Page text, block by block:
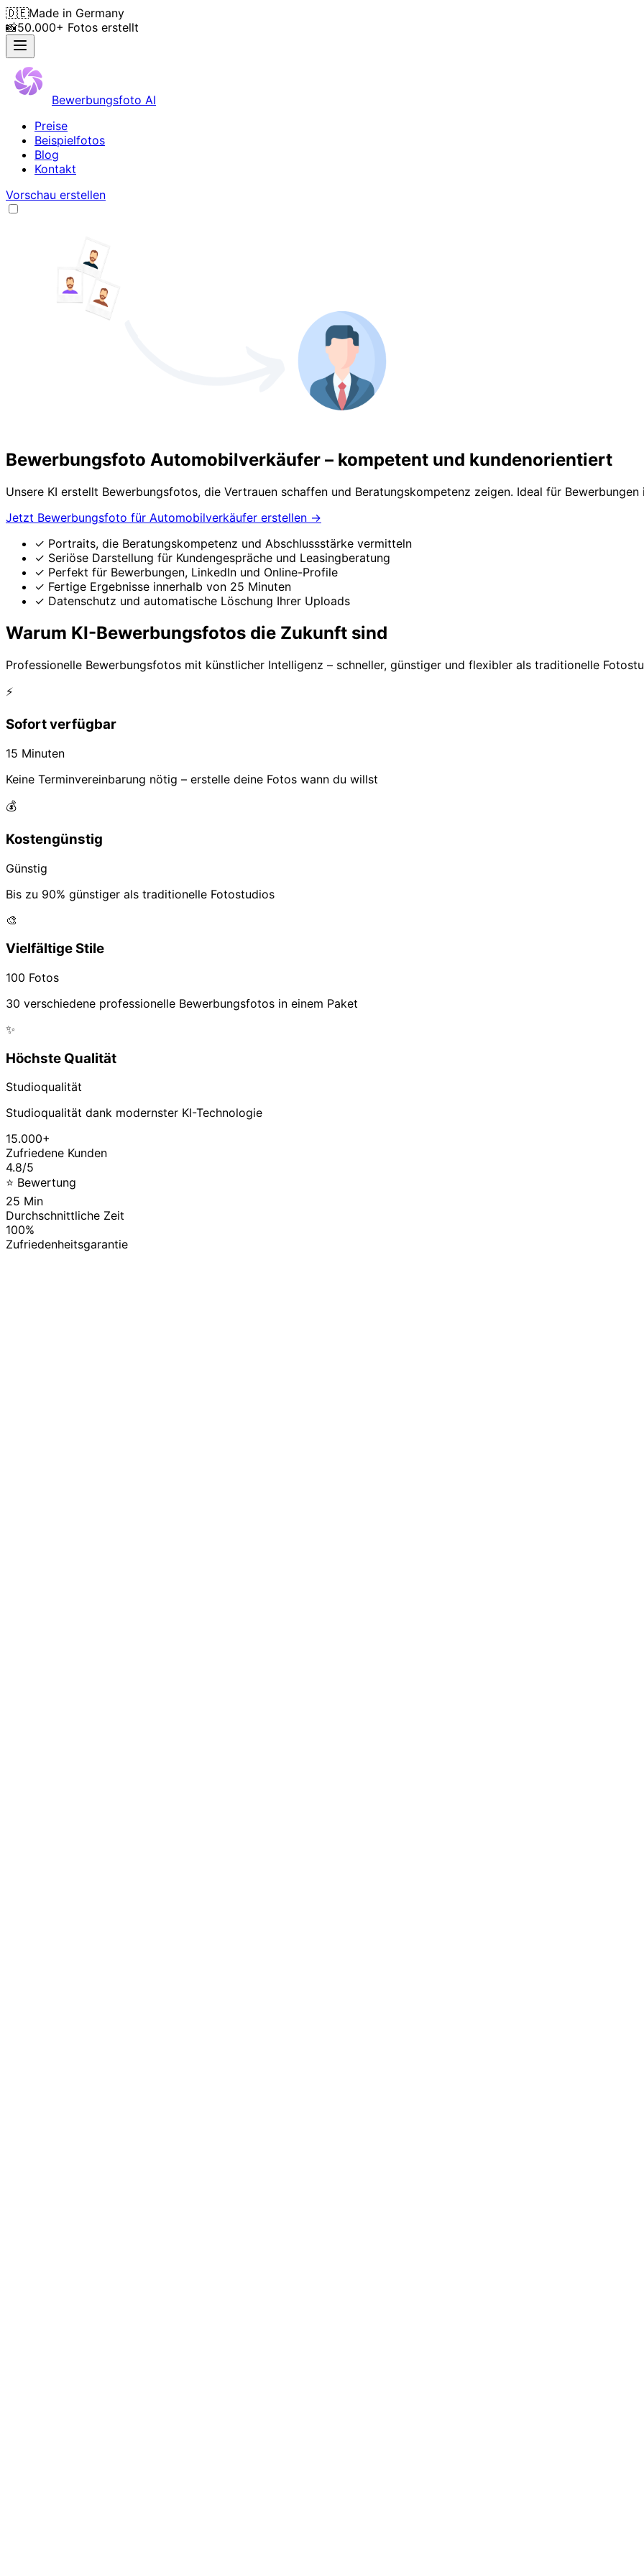
🇩🇪Made in Germany
📸50.000+ Fotos erstellt
Bewerbungsfoto AI
Preise
Beispielfotos
Blog
Kontakt
Vorschau erstellen
Bewerbungsfoto Automobilverkäufer – kompetent und kundenorientiert
Unsere KI erstellt Bewerbungsfotos, die Vertrauen schaffen und Beratungskompetenz zeigen. Ideal für
Jetzt Bewerbungsfoto für Automobilverkäufer erstellen →
✓ Portraits, die Beratungskompetenz und Abschlussstärke vermitteln
✓ Seriöse Darstellung für Kundengespräche und Leasingberatung
✓ Perfekt für Bewerbungen, LinkedIn und Online-Profile
✓ Fertige Ergebnisse innerhalb von 25 Minuten
✓ Datenschutz und automatische Löschung Ihrer Uploads
Warum KI-Bewerbungsfotos die Zukunft sind
Professionelle Bewerbungsfotos mit künstlicher Intelligenz – schneller, günstiger und flexibler als traditionelle
⚡
Sofort verfügbar
15 Minuten
Keine Terminvereinbarung nötig – erstelle deine Fotos wann du willst
💰
Kostengünstig
Günstig
Bis zu 90% günstiger als traditionelle Fotostudios
🎨
Vielfältige Stile
100 Fotos
30 verschiedene professionelle Bewerbungsfotos in einem Paket
✨
Höchste Qualität
Studioqualität
Studioqualität dank modernster KI-Technologie
15.000+
Zufriedene Kunden
4.8/5
⭐ Bewertung
25 Min
Durchschnittliche Zeit
100%
Zufriedenheitsgarantie